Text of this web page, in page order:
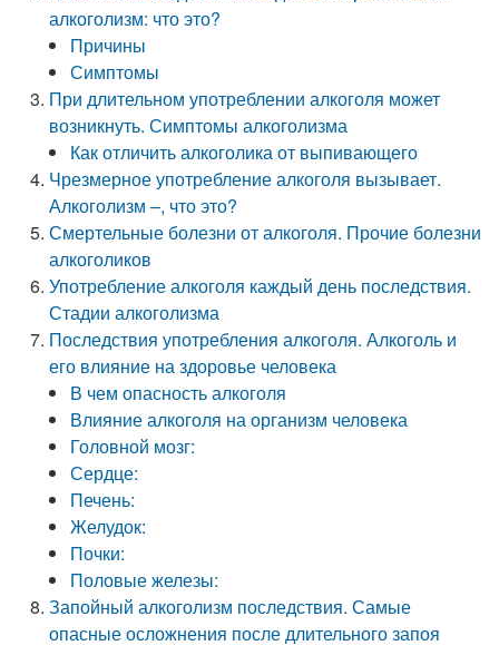
алкоголизм: что это?
Причины
Симптомы
При длительном употреблении алкоголя может
возникнуть. Симптомы алкоголизма
Как отличить алкоголика от выпивающего
Чрезмерное употребление алкоголя вызывает.
Алкоголизм –, что это?
Смертельные болезни от алкоголя. Прочие болезни
алкоголиков
Употребление алкоголя каждый день последствия.
Стадии алкоголизма
Последствия употребления алкоголя. Алкоголь и
его влияние на здоровье человека
В чем опасность алкоголя
Влияние алкоголя на организм человека
Головной мозг:
Сердце:
Печень:
Желудок:
Почки:
Половые железы:
Запойный алкоголизм последствия. Самые
опасные осложнения после длительного запоя